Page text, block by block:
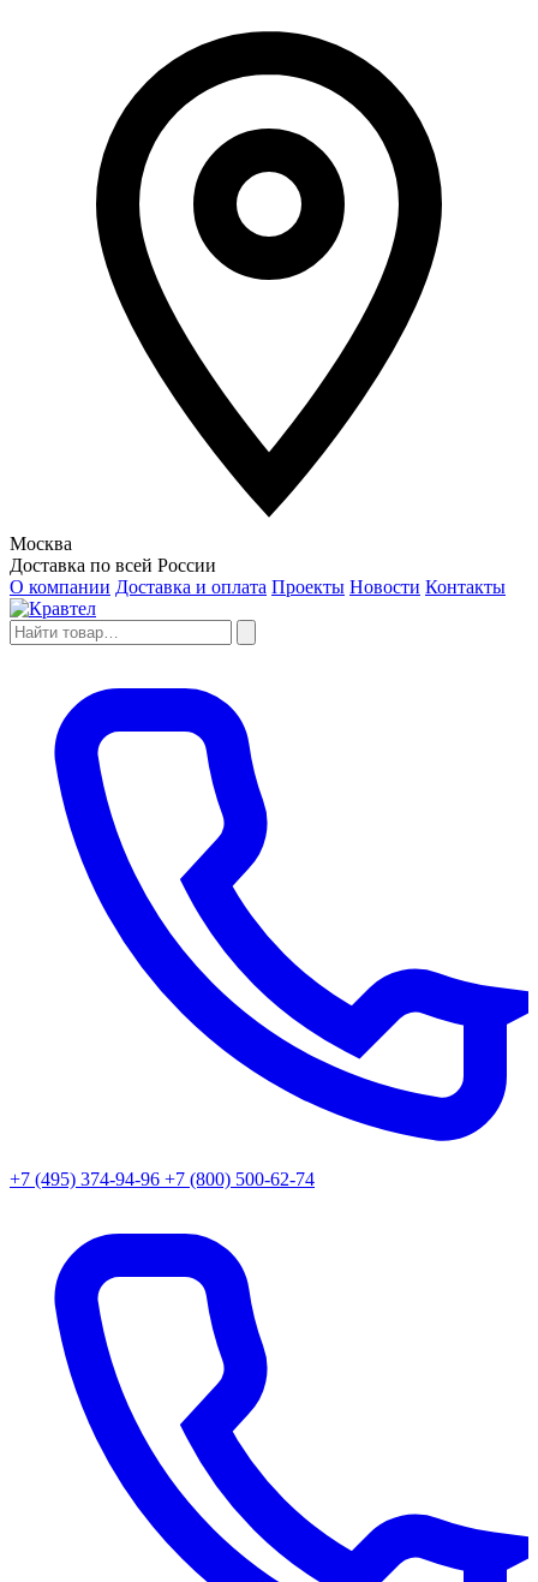
Москва
Доставка по всей России
О компании Доставка и оплата Проекты Новости Контакты
+7 (495) 374-94-96 +7 (800) 500-62-74